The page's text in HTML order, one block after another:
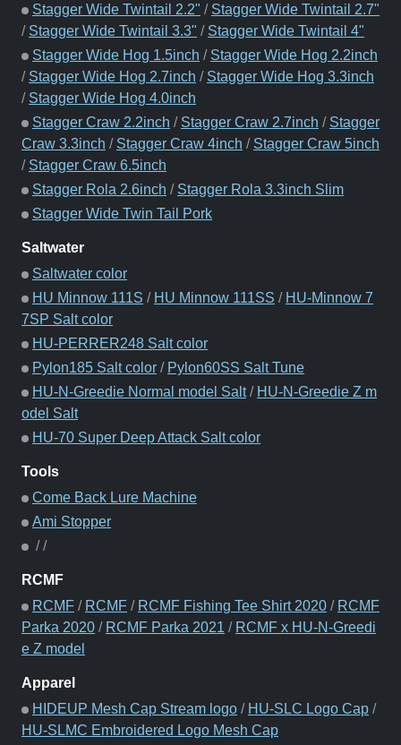
Stagger Wide Twintail 2.2" / Stagger Wide Twintail 2.7"
/ Stagger Wide Twintail 3.3" / Stagger Wide Twintail 4"
Stagger Wide Hog 1.5inch / Stagger Wide Hog 2.2inch
/ Stagger Wide Hog 2.7inch / Stagger Wide Hog 3.3inch
/ Stagger Wide Hog 4.0inch
Stagger Craw 2.2inch / Stagger Craw 2.7inch / Stagger
Craw 3.3inch / Stagger Craw 4inch / Stagger Craw 5inch
/ Stagger Craw 6.5inch
Stagger Rola 2.6inch / Stagger Rola 3.3inch Slim
Stagger Wide Twin Tail Pork
Saltwater
Saltwater color
HU Minnow 111S / HU Minnow 111SS / HU-Minnow 7
7SP Salt color
HU-PERRER248 Salt color
Pylon185 Salt color / Pylon60SS Salt Tune
HU-N-Greedie Normal model Salt/ HU-N-Greedie Z m
odel Salt
HU-70 Super Deep Attack Salt color
Tools
Come Back Lure Machine
Ami Stopper
//
RCMF
RCMF / RCMF / RCMF Fishing Tee Shirt 2020 / RCMF
Parka 2020 / RCMF Parka 2021 / RCMF x HU-N-Greedi
e Z model
Apparel
HIDEUP Mesh Cap Stream logo / HU-SLC Logo Cap /
HU-SLMC Embroidered Logo Mesh Cap